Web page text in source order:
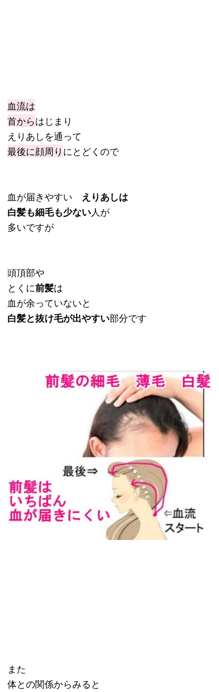
血流は
首からはじまり
えりあしを通って
最後に顔周りにとどくので
血が届きやすい
えりあしは
白髪も細毛も少ない人が
多いですが
頭頂部や
とくに前髪は
血が余っていないと
白髪と抜け毛が出やすい部分です
また
体との関係からみると